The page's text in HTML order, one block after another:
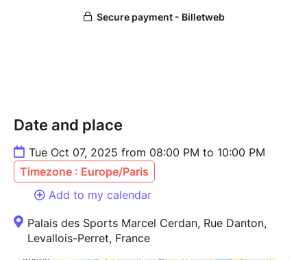
Date and place
Tue Oct 07, 2025 from 08:00 PM to 10:00 PM
Timezone : Europe/Paris
Add to my calendar
Palais des Sports Marcel Cerdan, Rue Danton,
Levallois-Perret, France